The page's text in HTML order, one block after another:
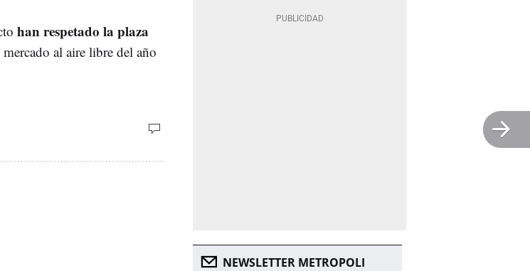
han respetado la plaza
al aire libre del año
NEWSLETTER METROPOLI